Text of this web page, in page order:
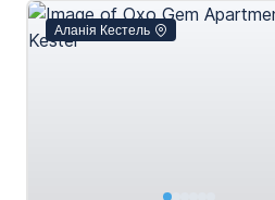
Аланія Кестель